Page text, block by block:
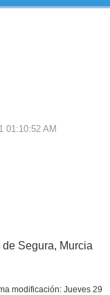
01:10:52 AM
Segura, Murcia
modificación: Jueves 29